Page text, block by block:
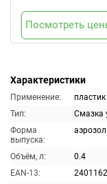
Характеристики
Применение:
пластик
Тип:
Смазка
Форма
выпуска:
Объём, л:
0.4
EAN-13:
Посмотреть